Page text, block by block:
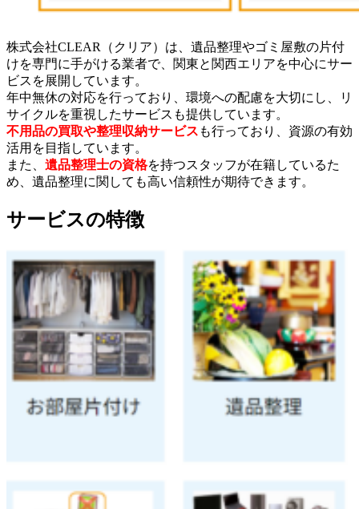
株式会社CLEAR（クリア）は、遺品整理やゴミ屋敷の片付
けを専門に手がける業者で、関東と関西エリアを中心にサー
ビスを展開しています。
年中無休の対応を行っており、環境への配慮を大切にし、リ
サイクルを重視したサービスも提供しています。
不用品の買取や整理収納サービス も行っており、資源の有効
活用を目指しています。
また、 遺品整理士の資格を持つスタッフが在籍しているた
め、遺品整理に関しても高い信頼性が期待できます。
サービスの特徴